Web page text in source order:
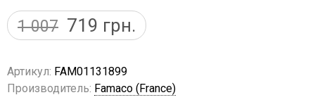
1 007 719 грн.
Артикул: FAM01131899
Производитель: Famaco (France)